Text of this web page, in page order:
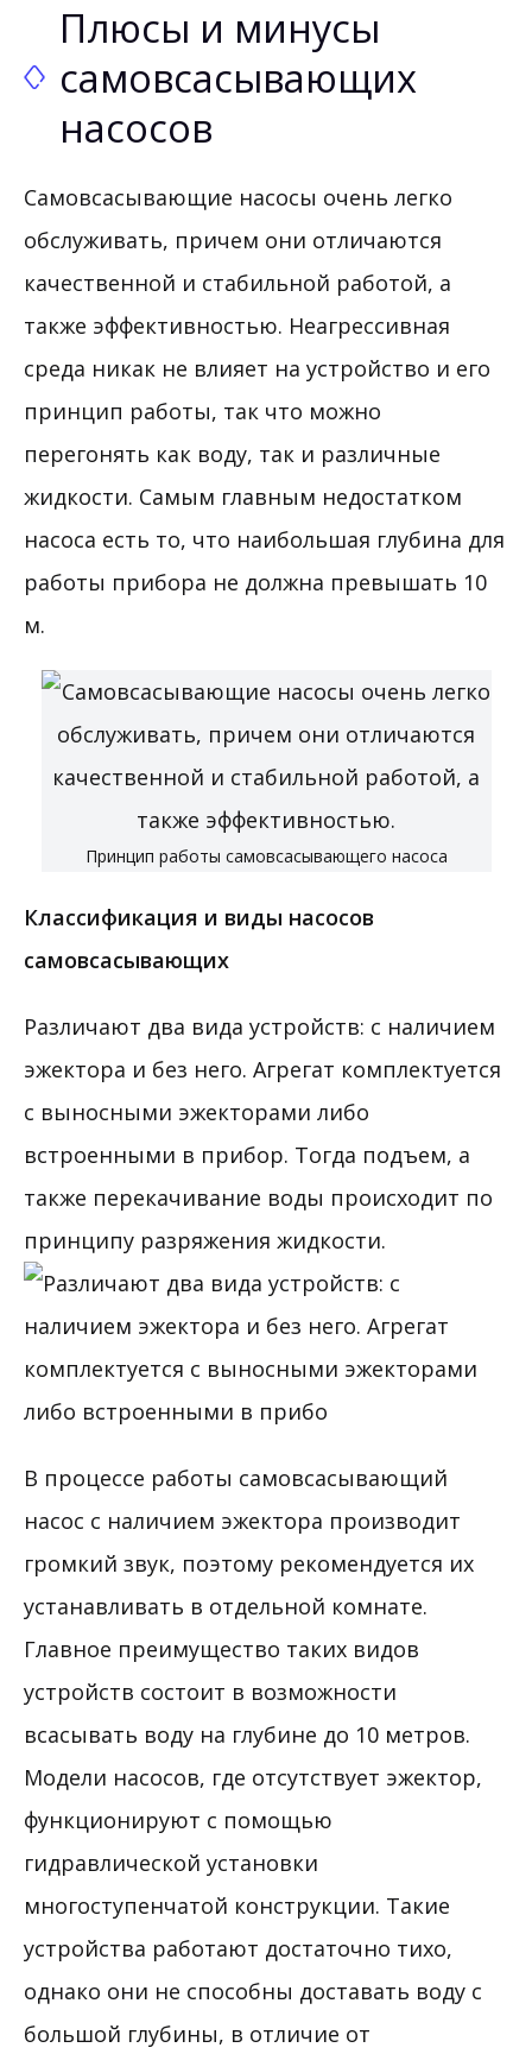
Плюсы и минусы
самовсасывающих
насосов
Самовсасывающие насосы очень легко
обслуживать, причем они отличаются
качественной и стабильной работой, а
также эффективностью. Неагрессивная
среда никак не влияет на устройство и его
принцип работы, так что можно
перегонять как воду, так и различные
жидкости. Самым главным недостатком
насоса есть то, что наибольшая глубина для
работы прибора не должна превышать 10
м.
Принцип работы самовсасывающего насоса
Классификация и виды насосов
самовсасывающих
Различают два вида устройств: с наличием
эжектора и без него. Агрегат комплектуется
с выносными эжекторами либо
встроенными в прибор. Тогда подъем, а
также перекачивание воды происходит по
принципу разряжения жидкости.
В процессе работы самовсасывающий
насос с наличием эжектора производит
громкий звук, поэтому рекомендуется их
устанавливать в отдельной комнате.
Главное преимущество таких видов
устройств состоит в возможности
всасывать воду на глубине до 10 метров.
Модели насосов, где отсутствует эжектор,
функционируют с помощью
гидравлической установки
многоступенчатой конструкции. Такие
устройства работают достаточно тихо,
однако они не способны доставать воду с
большой глубины, в отличие от